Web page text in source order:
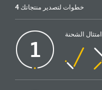
4 خطوات لتصدير منتجاتك
1
امتثال الشحنة